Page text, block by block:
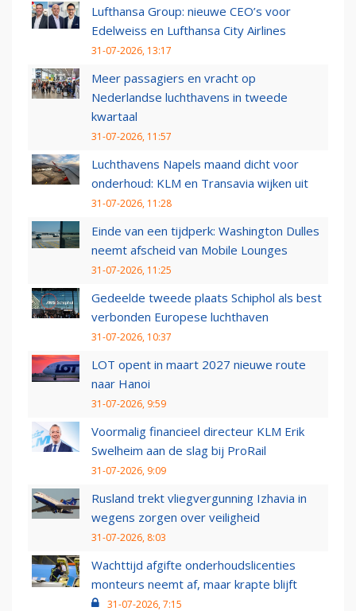
Lufthansa Group: nieuwe CEO’s voor
Edelweiss en Lufthansa City Airlines
31-07-2026, 13:17
Meer passagiers en vracht op
Nederlandse luchthavens in tweede
kwartaal
31-07-2026, 11:57
Luchthavens Napels maand dicht voor
onderhoud: KLM en Transavia wijken uit
31-07-2026, 11:28
Einde van een tijdperk: Washington Dulles
neemt afscheid van Mobile Lounges
31-07-2026, 11:25
Gedeelde tweede plaats Schiphol als best
verbonden Europese luchthaven
31-07-2026, 10:37
LOT opent in maart 2027 nieuwe route
naar Hanoi
31-07-2026, 9:59
Voormalig financieel directeur KLM Erik
Swelheim aan de slag bij ProRail
31-07-2026, 9:09
Rusland trekt vliegvergunning Izhavia in
wegens zorgen over veiligheid
31-07-2026, 8:03
Wachttijd afgifte onderhoudslicenties
monteurs neemt af, maar krapte blijft
31-07-2026, 7:15